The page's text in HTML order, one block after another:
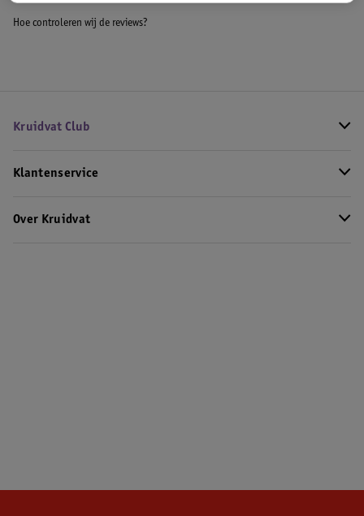
Hoe controleren wij de reviews?
Kruidvat Club
Klantenservice
Over Kruidvat